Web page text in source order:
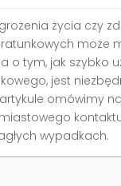
życia czy
może
o tym, jak szybko
jest
omówimy
wypadkach.